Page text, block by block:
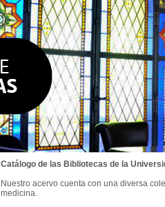
Catálogo de las Bibliotecas de la
Nuestro acervo cuenta con una diversa
medicina.